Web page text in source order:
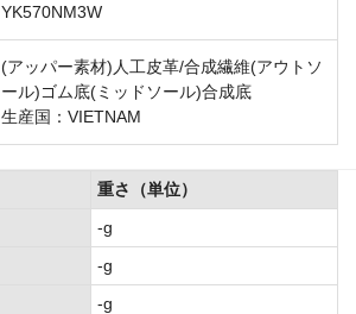
YK570NM3W
(アッパー素材)人工皮革/合成繊維(アウトソ
ール)ゴム底(ミッドソール)合成底
生産国：VIETNAM
重さ（単位）
-g
-g
-g